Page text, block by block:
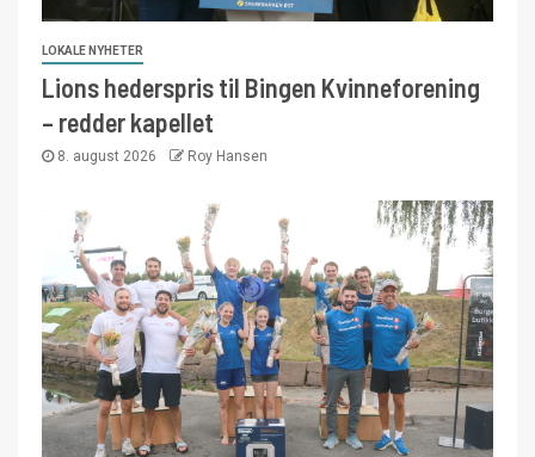
LOKALE NYHETER
Lions hederspris til Bingen Kvinneforening
– redder kapellet
8. august 2026 Roy Hansen